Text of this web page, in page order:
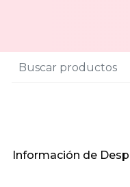
Información de